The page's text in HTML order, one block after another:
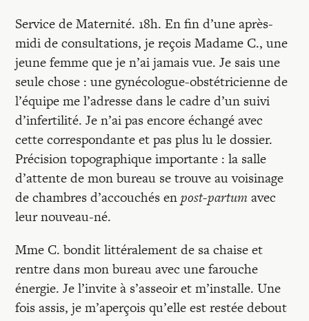
Service de Maternité. 18h. En fin d’une après-
midi de consultations, je reçois Madame C., une
jeune femme que je n’ai jamais vue. Je sais une
seule chose : une gynécologue-obstétricienne de
l’équipe me l’adresse dans le cadre d’un suivi
d’infertilité. Je n’ai pas encore échangé avec
cette correspondante et pas plus lu le dossier.
Précision topographique importante : la salle
d’attente de mon bureau se trouve au voisinage
de chambres d’accouchés enpost-partum avec
leur nouveau-né.
Mme C. bondit littéralement de sa chaise et
rentre dans mon bureau avec une farouche
énergie. Je l’invite à s’asseoir et m’installe. Une
fois assis, je m’aperçois qu’elle est restée debout